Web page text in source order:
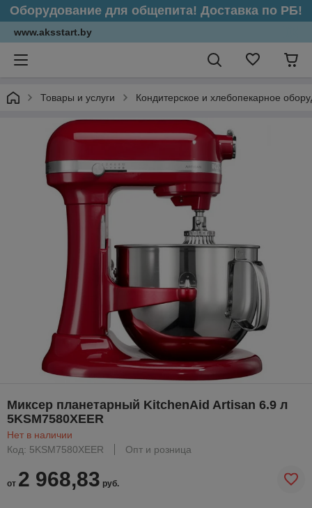
Оборудование для общепита! Доставка по РБ!
www.aksstart.by
Товары и услуги Кондитерское и хлебопекарное
Миксер планетарный KitchenAid Artisan 6.9 л
5KSM7580XEER
Нет в наличии
Код: 5KSM7580XEER
Опт и розница
от 2 968,83 руб.